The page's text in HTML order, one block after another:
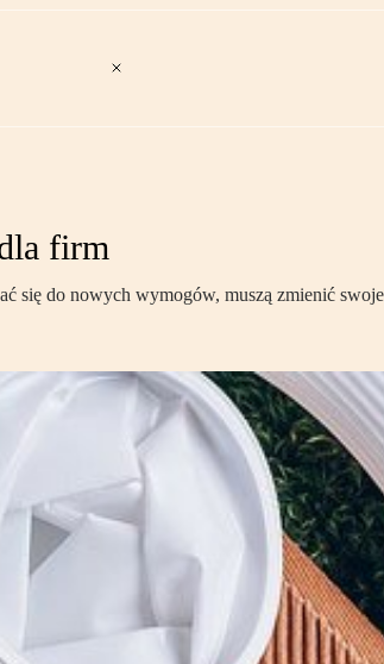
firm
się do nowych wymogów, muszą zmienić